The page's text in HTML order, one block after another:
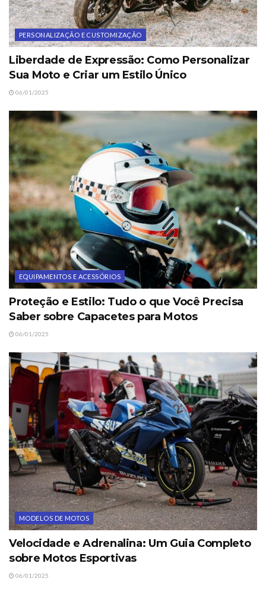
PERSONALIZAÇÃO E CUSTOMIZAÇÃO
Liberdade de Expressão: Como Personalizar
Sua Moto e Criar um Estilo Único
06/01/2025
EQUIPAMENTOS E ACESSÓRIOS
Proteção e Estilo: Tudo o que Você Precisa
Saber sobre Capacetes para Motos
06/01/2025
MODELOS DE MOTOS
Velocidade e Adrenalina: Um Guia Completo
sobre Motos Esportivas
06/01/2025